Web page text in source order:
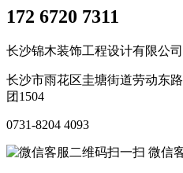
172 6720 7311
长沙锦木装饰工程设计有限公司
长沙市雨花区圭塘街道劳动东
团1504
0731-8204 4093
微信